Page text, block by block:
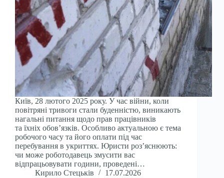
Київ, 28 лютого 2025 року. У час війни, коли
повітряні тривоги стали буденністю, виникають
нагальні питання щодо прав працівників
та їхніх обов’язків. Особливо актуальною є тема
робочого часу та його оплати під час
перебування в укриттях. Юристи роз’яснюють:
чи може роботодавець змусити вас
відпрацьовувати години, проведені…
Кирило Стецьків
17.07.2026